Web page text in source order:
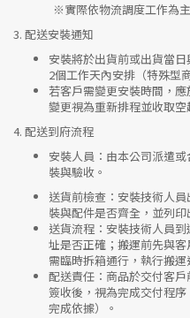
※實際依物流調度工作為主，
3. 配送安裝通知
安裝將於出貨前或出貨當
2個工作天內安排（特殊型
若客戶需變更安裝時間，
變更視為重新排程並收取空
4. 配送到府流程
安裝人員 ：由本公司派遣
裝與驗收。
送貨前檢查 ：安裝技術人
裝與配件是否齊全，並列印
送貨流程 ：安裝技術人員
址是否正確；搬運前先與
需臨時拆箱通行，執行搬
配送責任 ：商品於交付客
簽收後，視為完成交付程
完成依據）。